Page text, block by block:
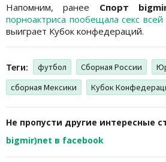
Напомним, ранее Спорт
порноактриса пообещала секс
выиграет Кубок конфедераций.
Теги: футбол Сборная России
сборная Мексики
Кубок
Не пропусти другие интересные
bigmir)net в facebook